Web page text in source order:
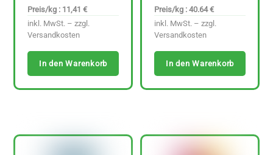
Preis/kg : 11,41 €
inkl. MwSt. – zzgl.
Versandkosten
In den Warenkorb
Preis/kg : 40.64 €
inkl. MwSt. – zzgl.
Versandkosten
In den Warenkorb